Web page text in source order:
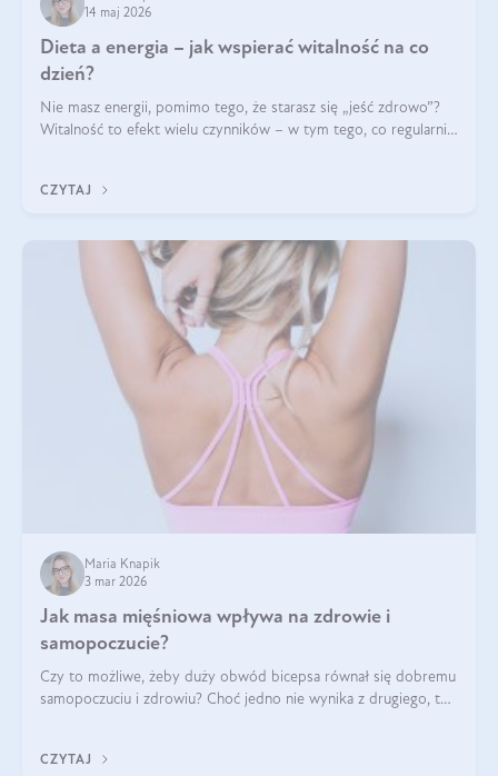
14 maj 2026
Dieta a energia – jak wspierać witalność na co
dzień?
Nie masz energii, pomimo tego, że starasz się „jeść zdrowo”?
Witalność to efekt wielu czynników – w tym tego, co regularnie
CZYTAJ
Maria Knapik
3 mar 2026
Jak masa mięśniowa wpływa na zdrowie i
samopoczucie?
Czy to możliwe, żeby duży obwód bicepsa równał się dobremu
samopoczuciu i zdrowiu? Choć jedno nie wynika z drugiego, to
wyjaśnimy.
CZYTAJ